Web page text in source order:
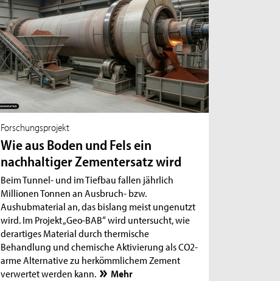
Forschungsprojekt
Wie aus Boden und Fels ein
nachhaltiger Zementersatz wird
Beim Tunnel- und im Tiefbau fallen jährlich
Millionen Tonnen an Ausbruch- bzw.
Aushubmaterial an, das bislang meist ungenutzt
wird. Im Projekt „Geo-BAB“ wird untersucht, wie
derartiges Material durch thermische
Behandlung und chemische Aktivierung als CO2-
arme Alternative zu herkömmlichem Zement
verwertet werden kann.
Mehr